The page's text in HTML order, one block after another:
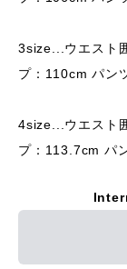
3size...ウエスト
プ：110cm パン
4size...ウエスト
プ：113.7cm パ